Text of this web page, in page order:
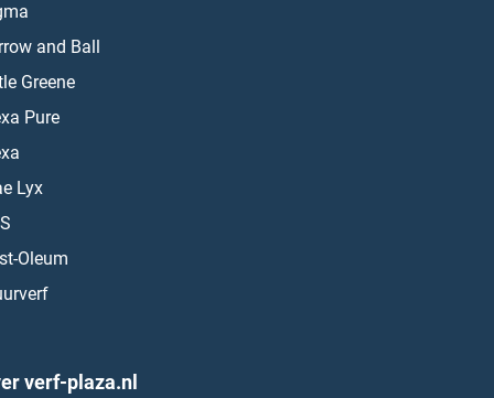
and Ball
Greene
Pure
Lyx
Oleum
verf-plaza.nl